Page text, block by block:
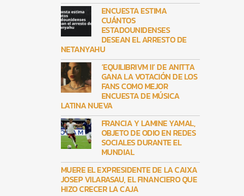
ENCUESTA ESTIMA
CUÁNTOS
ESTADOUNIDENSES
DESEAN EL ARRESTO DE
NETANYAHU
‘EQUILIBRIVM II’ DE ANITTA
GANA LA VOTACIÓN DE LOS
FANS COMO MEJOR
ENCUESTA DE MÚSICA
LATINA NUEVA
FRANCIA Y LAMINE YAMAL,
OBJETO DE ODIO EN REDES
SOCIALES DURANTE EL
MUNDIAL
MUERE EL EXPRESIDENTE DE LA CAIXA
JOSEP VILARASAU, EL FINANCIERO QUE
HIZO CRECER LA CAJA